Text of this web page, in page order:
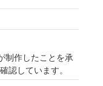
制作したことを承
認しています。